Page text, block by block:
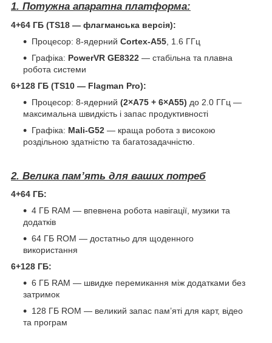
1. Потужна апаратна платформа:
4+64 ГБ (TS18 — флагманська версія):
Процесор: 8-ядерний Cortex-A55 , 1.6 ГГц
Графіка: PowerVR GE8322 — стабільна та плавна
робота системи
6+128 ГБ (TS10 — Flagman Pro):
Процесор: 8-ядерний (2×A75 + 6×A55) до 2.0 ГГц —
максимальна швидкість і запас продуктивності
Графіка: Mali-G52 — краща робота з високою
роздільною здатністю та багатозадачністю.
2. Велика пам’ять для ваших потреб
4+64 ГБ:
4 ГБ RAM — впевнена робота навігації, музики та
додатків
64 ГБ ROM — достатньо для щоденного
використання
6+128 ГБ:
6 ГБ RAM — швидке перемикання між додатками без
затримок
128 ГБ ROM — великий запас пам’яті для карт, відео
та програм